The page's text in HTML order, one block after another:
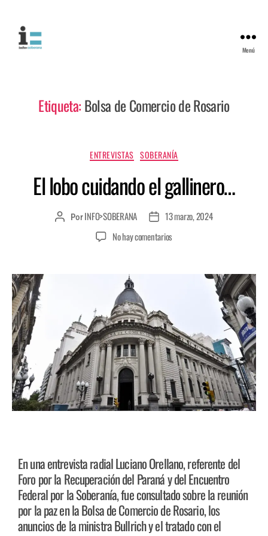
Menú
Etiqueta:Bolsa de Comercio de Rosario
ENTREVISTAS SOBERANÍA
El lobo cuidando el gallinero…
PorINFO>SOBERANA
13 marzo, 2024
No hay comentarios
En una entrevista radial Luciano Orellano, referente del
Foro por la Recuperación del Paraná y del Encuentro
Federal por la Soberanía, fue consultado sobre la reunión
por la paz en la Bolsa de Comercio de Rosario, los
anuncios de la ministra Bullrich y el tratado con el